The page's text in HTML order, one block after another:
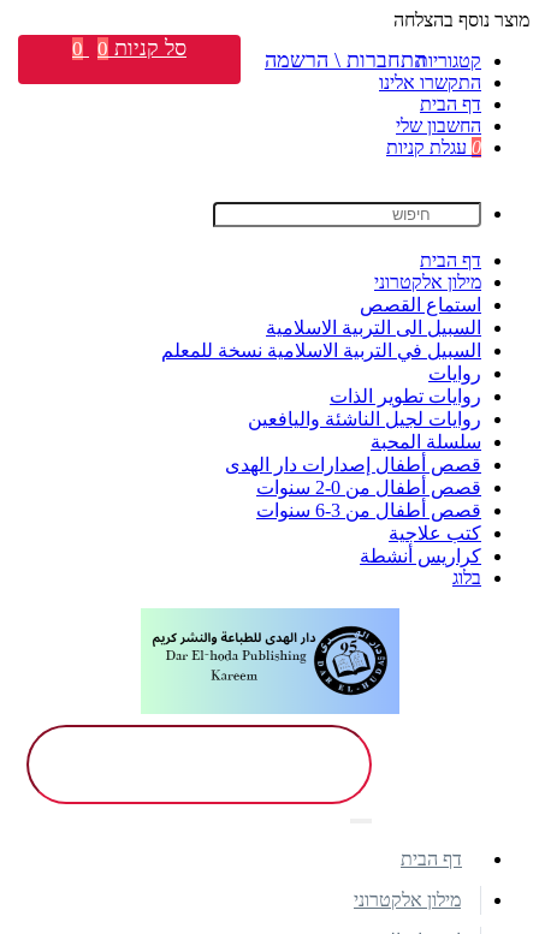
מוצר נוסף בהצלחה
קטגוריות
התקשרו אלינו
דף הבית
החשבון שלי
0 עגלת קניות
דף הבית
מילון אלקטרוני
استماع القصص
السبيل الى التربية الاسلامية
السبيل في التربية الاسلامية نسخة للمعلم
روايات
روايات تطوير الذات
روايات لجيل الناشئة واليافعين
سلسلة المحبة
قصص أطفال إصدارات دار الهدى
قصص أطفال من 0-2 سنوات
قصص أطفال من 3-6 سنوات
كتب علاجية
كراريس أنشطة
בלוג
התחברות \ הרשמה סל קניות 0
0
דף הבית
מילון אלקטרוני